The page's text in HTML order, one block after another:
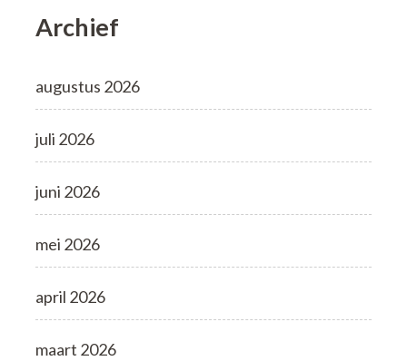
Archief
augustus 2026
juli 2026
juni 2026
mei 2026
april 2026
maart 2026